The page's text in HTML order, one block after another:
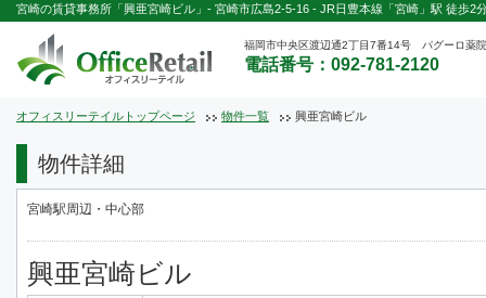
宮崎の賃貸事務所「興亜宮崎ビル」- 宮崎市広島2-5-16 - JR日豊本線「宮崎」駅 徒歩2
福岡市中央区渡辺通2丁目7番14号 パグーロ薬
電話番号：092-781-2120
オフィスリーテイルトップページ 物件一覧 興亜宮崎ビル
物件詳細
宮崎駅周辺・中心部
興亜宮崎ビル